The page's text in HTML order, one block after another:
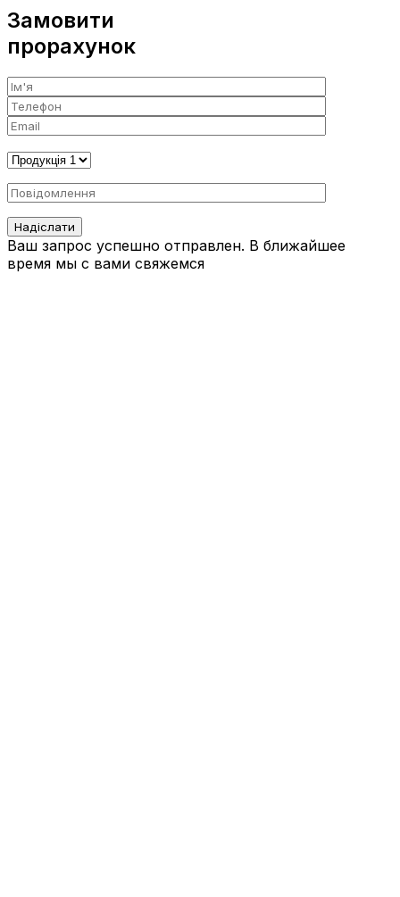
Замовити
прорахунок
Ваш запрос успешно отправлен. В ближайшее
время мы с вами свяжемся